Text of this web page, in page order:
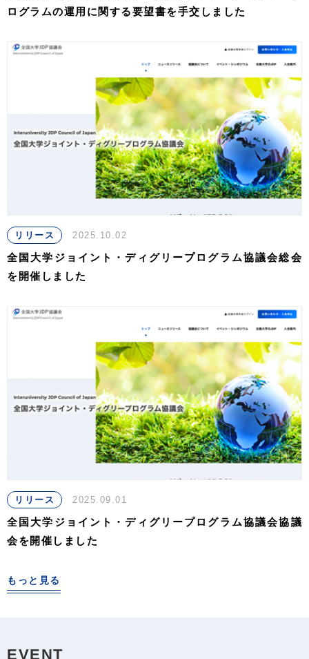
ログラムの運用に関する要望書を手交しました
リリース 2025.10.02
全国大学ジョイント・ディグリープログラム協議会総会
を開催しました
リリース 2025.09.01
全国大学ジョイント・ディグリープログラム協議会協議
会を開催しました
もっと見る
EVENT